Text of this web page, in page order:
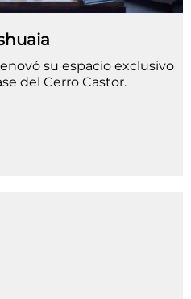
su espacio exclusivo
del Cerro Castor.